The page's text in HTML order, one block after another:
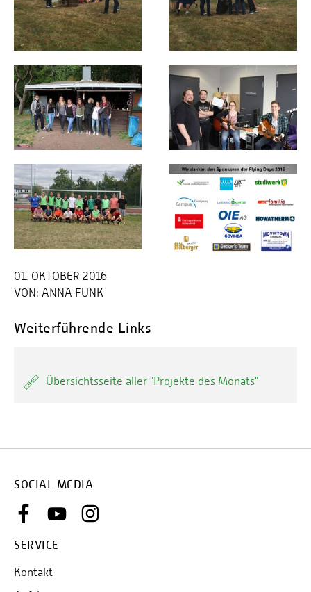
01. OKTOBER 2016
VON: ANNA FUNK
Weiterführende Links
Übersichtsseite aller "Projekte des Monats"
SOCIAL MEDIA
SERVICE
Kontakt